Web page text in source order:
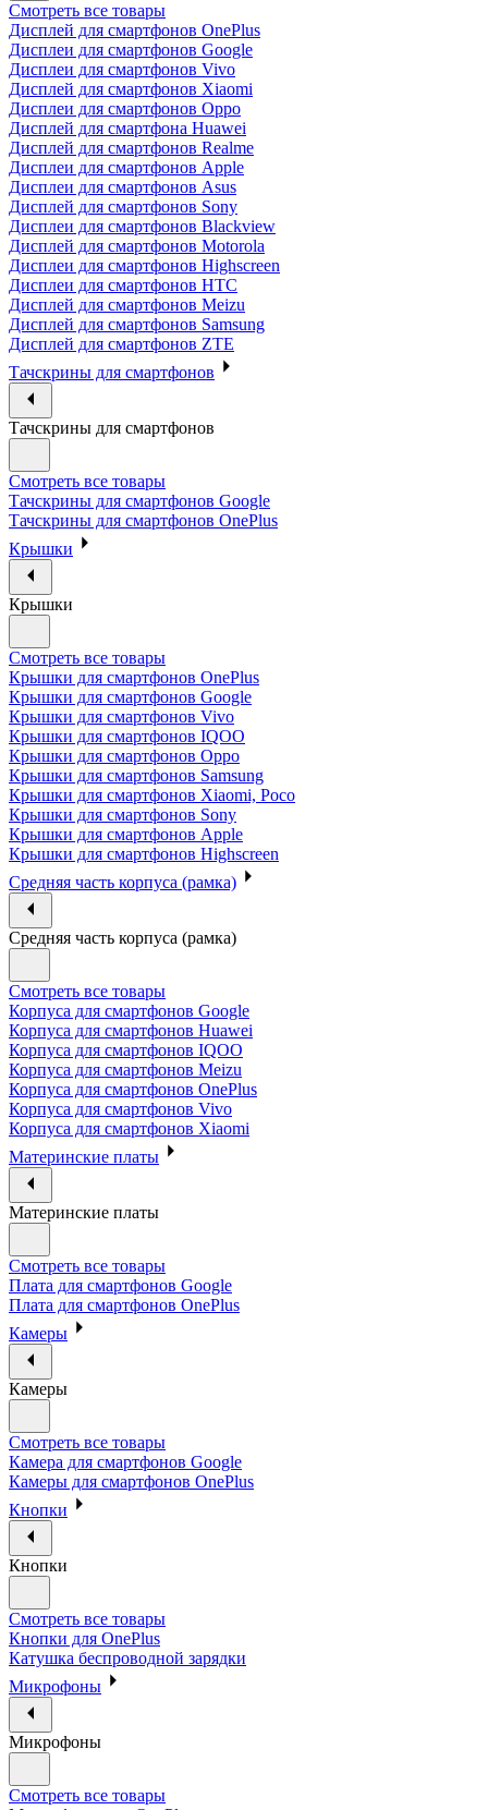
Смотреть все товары
Дисплей для смартфонов OnePlus
Дисплеи для смартфонов Google
Дисплеи для смартфонов Vivo
Дисплей для смартфонов Xiaomi
Дисплеи для смартфонов Oppo
Дисплей для смартфона Huawei
Дисплей для смартфонов Realme
Дисплеи для смартфонов Apple
Дисплеи для смартфонов Asus
Дисплей для смартфонов Sony
Дисплеи для смартфонов Blackview
Дисплей для смартфонов Motorola
Дисплеи для смартфонов Highscreen
Дисплеи для смартфонов HTC
Дисплей для смартфонов Meizu
Дисплей для смартфонов Samsung
Дисплей для смартфонов ZTE
Тачскрины для смартфонов
Тачскрины для смартфонов
Смотреть все товары
Тачскрины для смартфонов Google
Тачскрины для смартфонов OnePlus
Крышки
Крышки
Смотреть все товары
Крышки для смартфонов OnePlus
Крышки для смартфонов Google
Крышки для смартфонов Vivo
Крышки для смартфонов IQOO
Крышки для смартфонов Oppo
Крышки для смартфонов Samsung
Крышки для смартфонов Xiaomi, Poco
Крышки для смартфонов Sony
Крышки для смартфонов Apple
Крышки для смартфонов Highscreen
Средняя часть корпуса (рамка)
Средняя часть корпуса (рамка)
Смотреть все товары
Корпуса для смартфонов Google
Корпуса для смартфонов Huawei
Корпуса для смартфонов IQOO
Корпуса для смартфонов Meizu
Корпуса для смартфонов OnePlus
Корпуса для смартфонов Vivo
Корпуса для смартфонов Xiaomi
Материнские платы
Материнские платы
Смотреть все товары
Плата для смартфонов Google
Плата для смартфонов OnePlus
Камеры
Камеры
Смотреть все товары
Камера для смартфонов Google
Камеры для смартфонов OnePlus
Кнопки
Кнопки
Смотреть все товары
Кнопки для OnePlus
Катушка беспроводной зарядки
Микрофоны
Микрофоны
Смотреть все товары